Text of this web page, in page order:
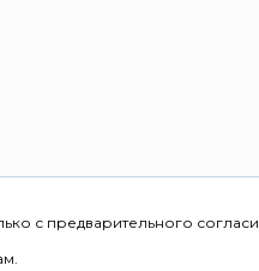
с предварительного